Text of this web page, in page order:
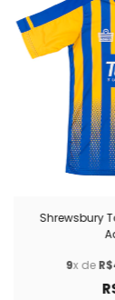
Shrewsbury
9x de